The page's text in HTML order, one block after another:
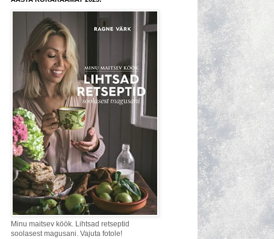
Minu maitsev köök. Lihtsad retseptid
soolasest magusani. Vajuta fotole!